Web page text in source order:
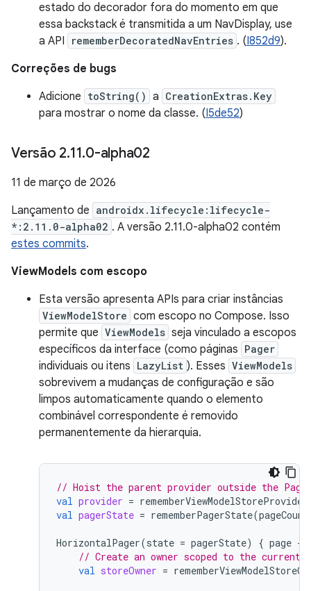
estado do decorador fora do momento em que
essa backstack é transmitida a um NavDisplay, use
a API
rememberDecoratedNavEntries . (I852d9).
Correções de bugs
Adicione toString() a CreationExtras.Key
para mostrar o nome da classe. (I5de52)
Versão 2.11.0-alpha02
11 de março de 2026
Lançamento de androidx.lifecycle:lifecycle-
*:2.11.0-alpha02 . A versão 2.11.0-alpha02 contém
estes commits.
ViewModels com escopo
Esta versão apresenta APIs para criar instâncias
ViewModelStore com escopo no Compose. Isso
permite que ViewModels seja vinculado a escopos
específicos da interface (como páginas Pager
individuais ou itens LazyList ). Esses ViewModels
sobrevivem a mudanças de configuração e são
limpos automaticamente quando o elemento
combinável correspondente é removido
permanentemente da hierarquia.
// Hoist the parent provider outside the
val provider = rememberViewModelStoreProvider
val pagerState = rememberPagerState(pageCount
HorizontalPager(state = pagerState) { page -
// Create an owner scoped to the current
val storeOwner =